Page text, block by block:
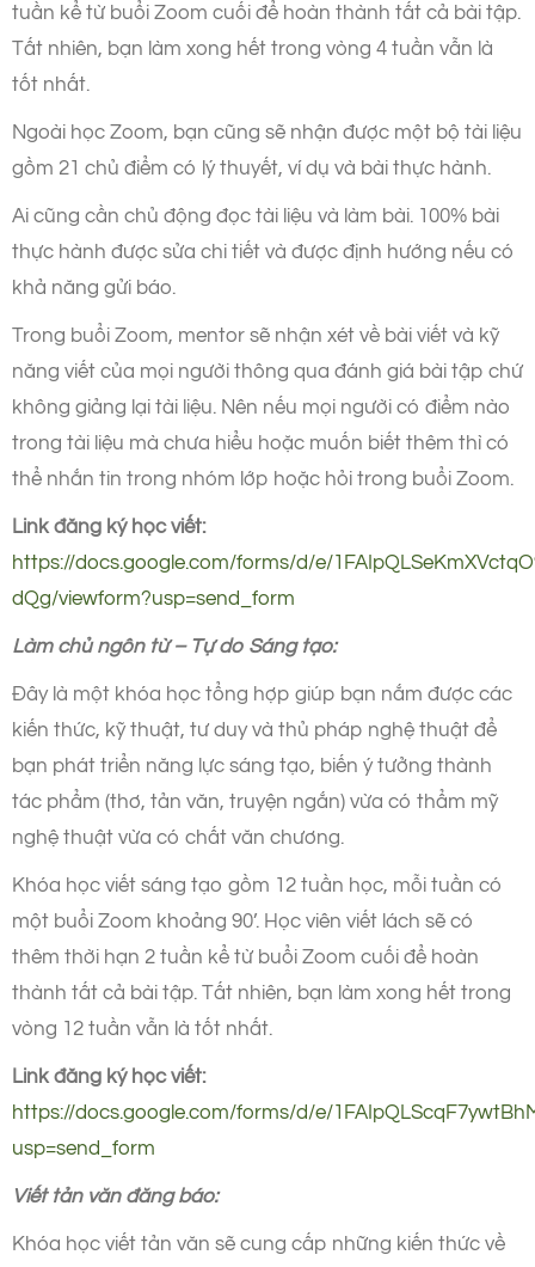
tuần kể từ buổi Zoom cuối để hoàn thành tất cả bài tập.
Tất nhiên, bạn làm xong hết trong vòng 4 tuần vẫn là
tốt nhất.
Ngoài học Zoom, bạn cũng sẽ nhận được một bộ tài liệu
gồm 21 chủ điểm có lý thuyết, ví dụ và bài thực hành.
Ai cũng cần chủ động đọc tài liệu và làm bài. 100% bài
thực hành được sửa chi tiết và được định hướng nếu có
khả năng gửi báo.
Trong buổi Zoom, mentor sẽ nhận xét về bài viết và kỹ
năng viết của mọi người thông qua đánh giá bài tập chứ
không giảng lại tài liệu. Nên nếu mọi người có điểm nào
trong tài liệu mà chưa hiểu hoặc muốn biết thêm thì có
thể nhắn tin trong nhóm lớp hoặc hỏi trong buổi Zoom.
Link đăng ký học viết:
https://docs.google.com/forms/d/e/
dQg/viewform?usp=send_form
Làm chủ ngôn từ – Tựdo Sáng tạo:
Đây là một khóa học tổng hợp giúp bạn nắm được các
kiến thức, kỹ thuật, tư duy và thủ pháp nghệ thuật để
bạn phát triển năng lực sáng tạo, biến ý tưởng thành
tác phẩm (thơ, tản văn, truyện ngắn) vừa có thẩm mỹ
nghệ thuật vừa có chất văn chương.
Khóa học viết sáng tạo gồm 12 tuần học, mỗi tuần có
một buổi Zoom khoảng 90’. Học viên viết lách sẽ có
thêm thời hạn 2 tuần kể từ buổi Zoom cuối để hoàn
thành tất cả bài tập. Tất nhiên, bạn làm xong hết trong
vòng 12 tuần vẫn là tốt nhất.
Link đăng ký học viết:
https://docs.google.com/forms/d/e/
usp=send_form
Viết tản văn đăng báo:
Khóa học viết tản văn sẽ cung cấp những kiến thức về